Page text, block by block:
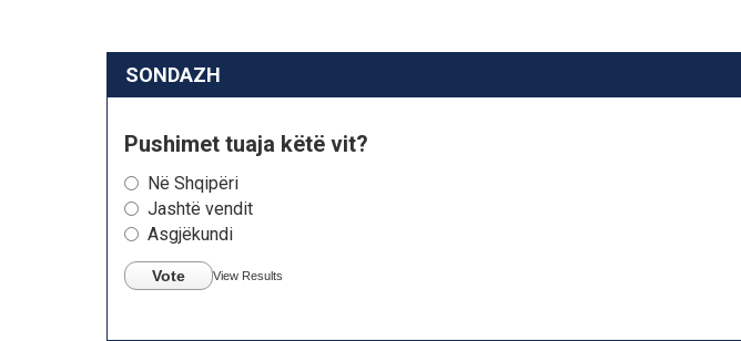
SONDAZH
Pushimet tuaja këtë vit?
Në Shqipëri
Jashtë vendit
Asgjëkundi
Vote View Results